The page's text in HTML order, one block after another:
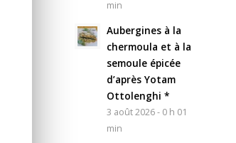
min
Aubergines à la
chermoula et à la
semoule épicée
d’après Yotam
Ottolenghi *
3 août 2026 - 0 h 01
min